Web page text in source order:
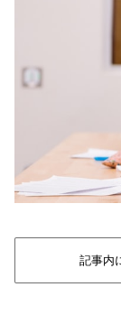
記事内